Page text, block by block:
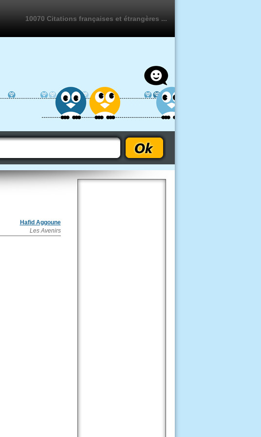
10070 Citations françaises et étrangères ...
Hafid Aggoune
Les Avenirs